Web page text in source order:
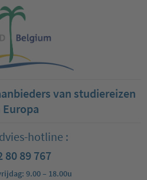
van studiereizen
Europa
hotline :
80 89 767
9.00 – 18.00u